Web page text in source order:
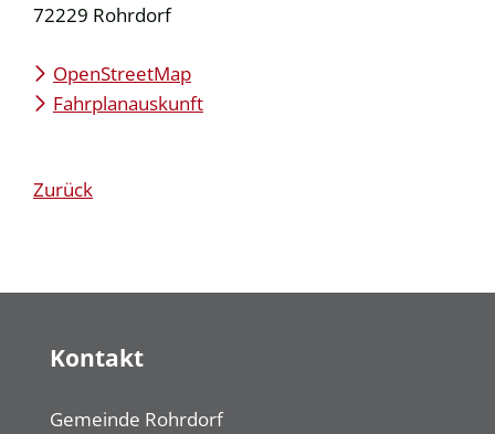
72229 Rohrdorf
OpenStreetMap
Fahrplanauskunft
Zurück
Kontakt
Gemeinde Rohrdorf